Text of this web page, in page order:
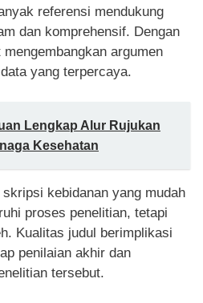
referensi mendukung
dan komprehensif. Dengan
argumen
yang terpercaya.
Lengkap Alur Rujukan
Kesehatan
kebidanan yang mudah
proses penelitian, tetapi
Kualitas judul berimplikasi
penilaian akhir dan
tersebut.